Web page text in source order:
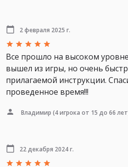
2 февраля 2025 г.
Все прошло на высоком
вышел из игры, но очень
прилагаемой инструкции.
проведенное время!!!
Владимир (4 игрока от 15 до 66
22 декабря 2024 г.